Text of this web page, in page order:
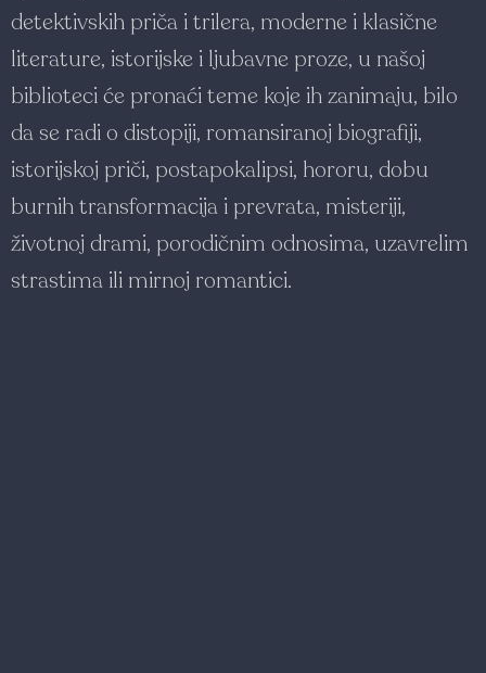
detektivskih priča i trilera, moderne i klasične
literature, istorijske i ljubavne proze, u našoj
biblioteci će pronaći teme koje ih zanimaju, bilo
da se radi o distopiji, romansiranoj biografiji,
istorijskoj priči, postapokalipsi, hororu, dobu
burnih transformacija i prevrata, misteriji,
životnoj drami, porodičnim odnosima, uzavrelim
strastima ili mirnoj romantici.